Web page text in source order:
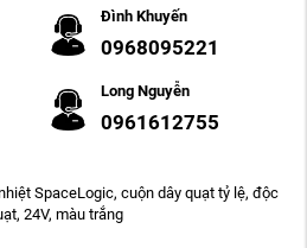
Đình Khuyến
0968095221
Long Nguyễn
0961612755
SpaceLogic, cuộn dây quạt tỷ lệ, độc
24V, màu trắng